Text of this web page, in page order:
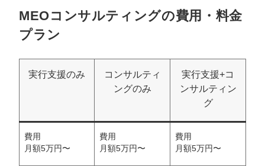
MEOコンサルティングの費用・料金
プラン
実行支援のみ
コンサルティ
ングのみ
実行支援+コ
ンサルティン
グ
費用
月額5万円〜
費用
月額5万円〜
費用
月額5万円〜